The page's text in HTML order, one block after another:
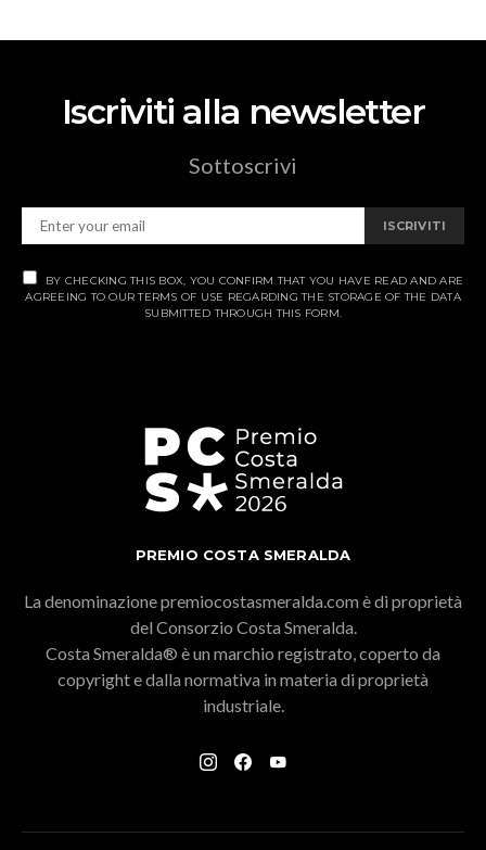
Iscriviti alla newsletter
Sottoscrivi
ISCRIVITI
BY CHECKING THIS BOX, YOU CONFIRM THAT YOU HAVE READ AND ARE
AGREEING TO OUR TERMS OF USE REGARDING THE STORAGE OF THE DATA
SUBMITTED THROUGH THIS FORM.
PREMIO COSTA SMERALDA
La denominazione premiocostasmeralda.com è di proprietà
del Consorzio Costa Smeralda.
Costa Smeralda® è un marchio registrato, coperto da
copyright e dalla normativa in materia di proprietà
industriale.